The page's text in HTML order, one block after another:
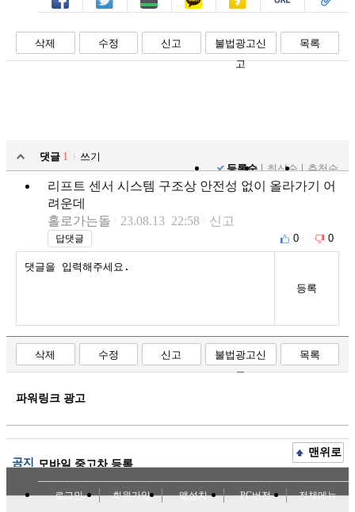
페북 트윗 밴드 카톡 카스 복사 스크랩
삭제 수정 신고
불법광고신
고
목록
댓글 1
쓰기
등록순
최신순 추천순
리프트 센서 시스템 구조상 안전성 없이 올라가기 어
려운데
홀로가는돌
23.08.13 22:58 신고
답댓글 0 0
등록
삭제 수정 신고
불법광고신
고
목록
파워링크 광고
공지 모바일 중고차 등록
맨위로
로그인 회원가입 앱설치 PC버전 전체메뉴